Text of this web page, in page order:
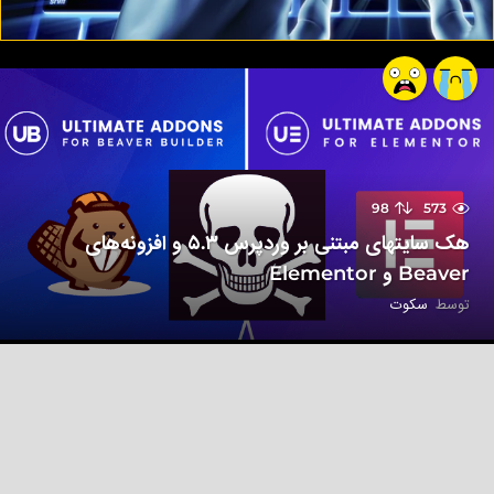
573
98
هک سایتهای مبتنی بر وردپرس ۵.۳ و افزونه‌های
Beaver و Elementor
توسط سکوت